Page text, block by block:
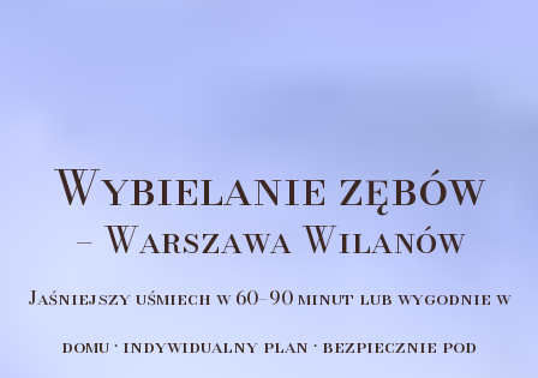
Wybielanie zębów
– Warszawa Wilanów
Jaśniejszy uśmiech w 60–90 minut lub wygodnie w
domu • indywidualny plan • bezpiecznie pod